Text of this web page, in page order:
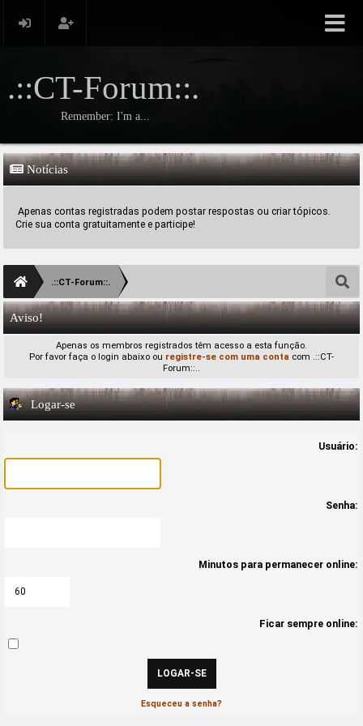
.::CT-Forum::.
Remember: I'm a...
Notícias
Apenas contas registradas podem postar respostas ou criar tópicos.
Crie sua conta gratuitamente e participe!
.::CT-Forum::.
Aviso!
Apenas os membros registrados têm acesso a esta função.
Por favor faça o login abaixo ou registre-se com uma conta com .::CT-
Forum::..
Logar-se
Usuário:
Senha:
Minutos para permanecer online:
Ficar sempre online:
Esqueceu a senha?